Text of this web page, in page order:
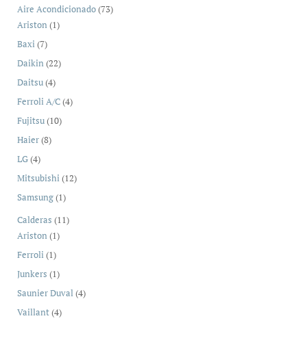
Aire Acondicionado 7373
Ariston 11
Baxi 77
productos
Daikin 2222
Daitsu 44
productos
Ferroli A/C 44
Fujitsu 1010
Haier 88
LG 44
productos
Mitsubishi 1212
Samsung 11
Calderas 1111
Ariston 11
Ferroli 11
producto
Junkers 11
producto
Saunier Duval 44
Vaillant 44